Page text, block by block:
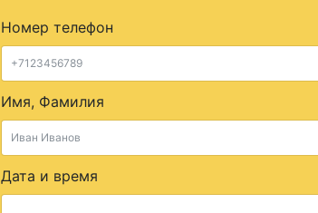
Номер телефон
Имя, Фамилия
Дата и время